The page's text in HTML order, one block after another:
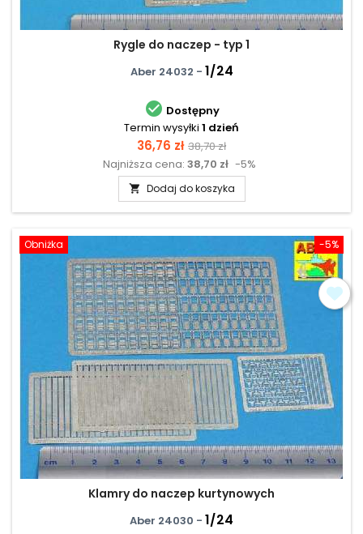
Rygle do naczep - typ 1
Aber 24032 - 1/24
 Dostępny
Termin wysyłki 1 dzień
Cena
36,76 zł Cena
podstawowa
38,70 zł
Najniższa cena: 38,70 zł -5%
 Dodaj do koszyka
-5%
Obniżka
Klamry do naczep kurtynowych
Aber 24030 - 1/24